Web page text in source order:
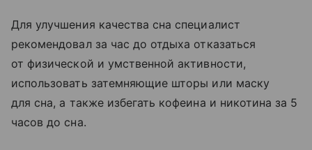
Для улучшения качества сна специалист
рекомендовал за час до отдыха отказаться
от физической и умственной активности,
использовать затемняющие шторы или маску
для сна, а также избегать кофеина и никотина за 5
часов до сна.